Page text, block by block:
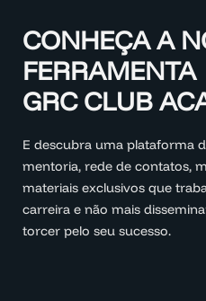
CONHEÇA A
FERRAMENTA
GRC CLUB
E descubra uma plataforma
mentoria, rede de contatos,
materiais exclusivos que
carreira e não mais
torcer pelo seu sucesso.